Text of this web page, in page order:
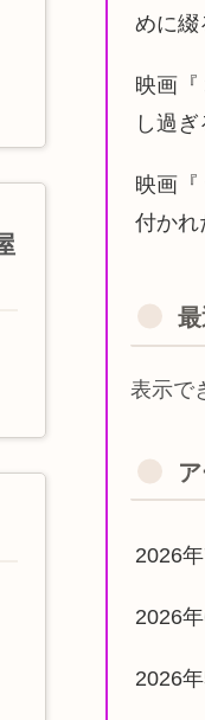
めに綴
映画『
し過
映画『
付かれ
表示で
2026
2026
2026